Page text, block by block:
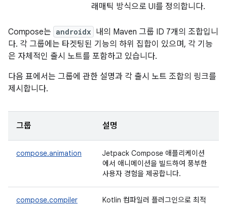
래매틱 방식으로 UI를 정의합니다.
Compose는 androidx 내의 Maven 그룹 ID 7개의 조합입니
다. 각 그룹에는 타겟팅된 기능의 하위 집합이 있으며, 각 기능
은 자체적인 출시 노트를 포함하고 있습니다.
다음 표에서는 그룹에 관한 설명과 각 출시 노트 조합의 링크를
제시합니다.
그룹 설명
compose.animation
Jetpack Compose 애플리케이션
에서 애니메이션을 빌드하여 풍부한
사용자 경험을 제공합니다.
compose.compiler
Kotlin 컴파일러 플러그인으로 최적